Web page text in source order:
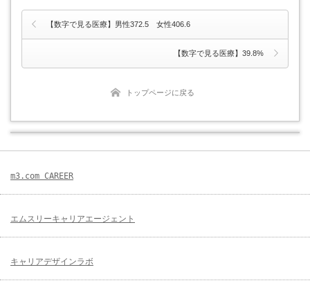
【数字で見る医療】男性372.5 女性406.6
【数字で見る医療】39.8%
トップページに戻る
m3.com CAREER
エムスリーキャリアエージェント
キャリアデザインラボ